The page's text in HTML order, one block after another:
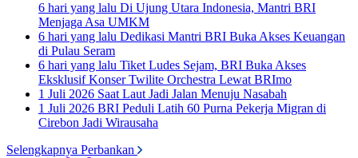
6 hari yang lalu Di Ujung Utara Indonesia, Mantri BRI
Menjaga Asa UMKM
6 hari yang lalu Dedikasi Mantri BRI Buka Akses Keuangan
di Pulau Seram
6 hari yang lalu Tiket Ludes Sejam, BRI Buka Akses
Eksklusif Konser Twilite Orchestra Lewat BRImo
1 Juli 2026 Saat Laut Jadi Jalan Menuju Nasabah
1 Juli 2026 BRI Peduli Latih 60 Purna Pekerja Migran di
Cirebon Jadi Wirausaha
Selengkapnya Perbankan